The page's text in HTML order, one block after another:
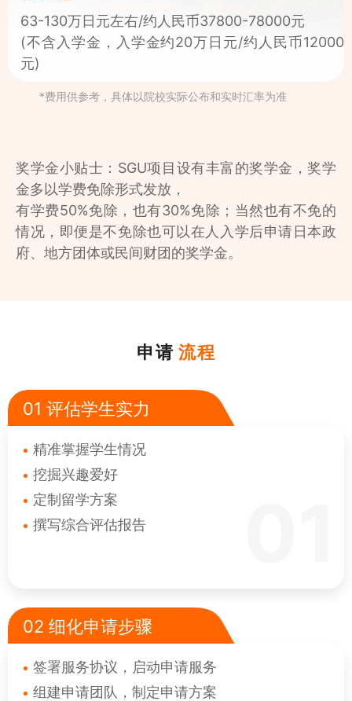
63-130万日元左右/约人民币37800-78000元
(不含入学金，入学金约20万日元/约人民币12000
元)
*费用供参考，具体以院校实际公布和实时汇率为准
奖学金小贴士：SGU项目设有丰富的奖学金，奖学
金多以学费免除形式发放，
有学费50%免除，也有30%免除；当然也有不免的
情况，即便是不免除也可以在人入学后申请日本政
府、地方团体或民间财团的奖学金。
申请 流程
01 评估学生实力
精准掌握学生情况
挖掘兴趣爱好
定制留学方案
撰写综合评估报告
02 细化申请步骤
签署服务协议，启动申请服务
组建申请团队，制定申请方案